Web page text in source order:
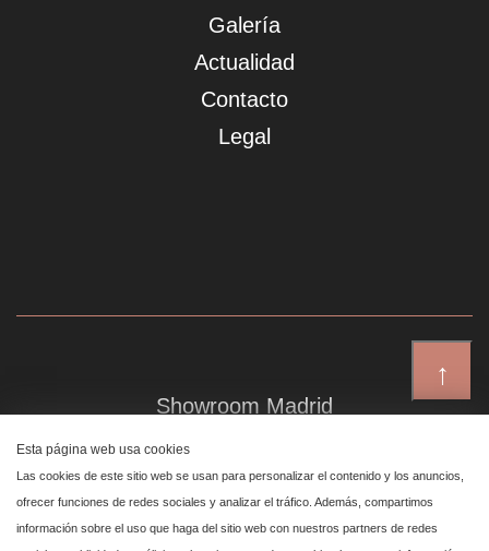
↑
Galería
Actualidad
Contacto
Legal
Showroom Madrid
Plaza de Canalejas 6, 4 izq
Centro, 28014 Madrid
Esta página web usa cookies
Las cookies de este sitio web se usan para personalizar el contenido y los anuncios,
ofrecer funciones de redes sociales y analizar el tráfico. Además, compartimos
información sobre el uso que haga del sitio web con nuestros partners de redes